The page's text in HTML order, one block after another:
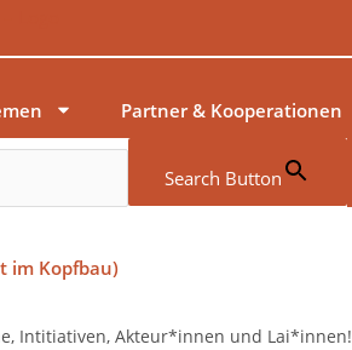
Partner & Kooperationen
Search Button
im Kopfbau)
Intitiativen, Akteur*innen und Lai*innen!